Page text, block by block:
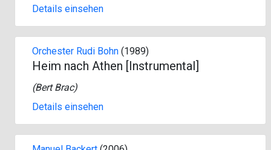
Details einsehen
Orchester Rudi Bohn (1989)
Heim nach Athen [Instrumental]
(Bert Brac)
Details einsehen